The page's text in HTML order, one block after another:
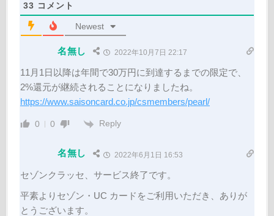
33 コメント
Newest
名無し 2022年10月7日 22:17
11月1日以降は年間で30万円に到達するまでの限定で、
2%還元が継続されることになりましたね。
https://www.saisoncard.co.jp/csmembers/pearl/
0 0 Reply
名無し 2022年6月1日 16:53
セゾンクラッセ、サービス終了です。
平素よりセゾン・UC カードをご利用いただき、ありが
とうございます。